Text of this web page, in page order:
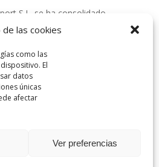
las cookies
como las
El
datos
únicas
afectar
Ver preferencias
S.L. se ha consolidado
sector del transporte de